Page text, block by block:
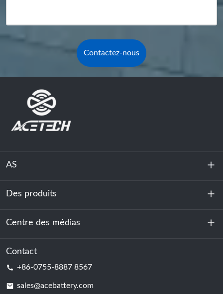
Contactez-nous
AS
À propos de nous
Durabilité
Des produits
Stockage d'énergie
Centre de données et salle des serveurs
Centre des médias
Nouvelles
Contact
+86-0755-8887 8567
sales@acebattery.com